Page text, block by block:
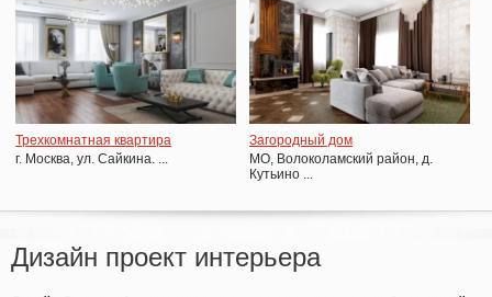
Трехкомнатная квартира
г. Москва, ул. Сайкина. ...
Загородный дом
МО, Волоколамский район, д.
Кутьино ...
Дизайн проект интерьера